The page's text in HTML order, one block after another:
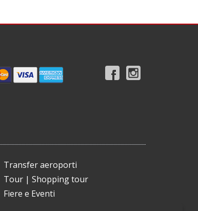
Transfer aeroporti
Tour| Shopping tour
Fiere e Eventi